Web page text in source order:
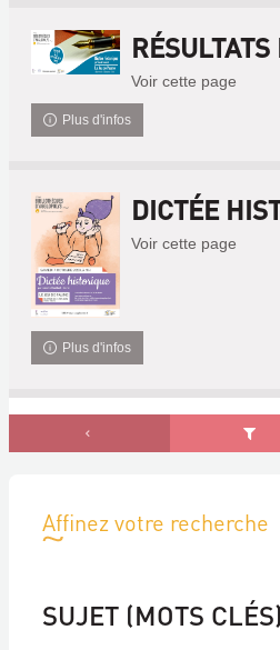
Voir cette page
Plus d'infos
DICTÉE
Voir cette page
Plus d'infos
Affinez votre recherche
SUJET (MOTS CLÉS)